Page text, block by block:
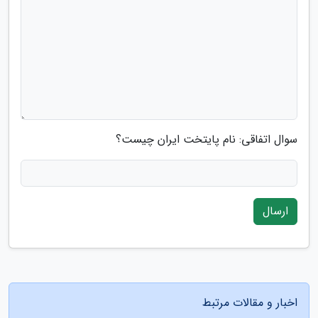
سوال اتفاقی: نام پایتخت ایران چیست؟
ارسال
اخبار و مقالات مرتبط